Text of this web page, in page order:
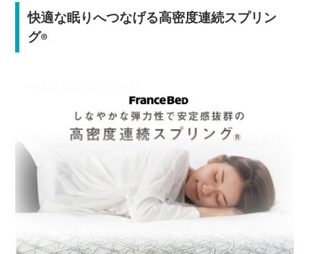
快適な眠りへつなげる高密度連続スプリン
グ®